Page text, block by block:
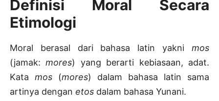
Definisi Moral Secara
Etimologi
Moral berasal dari bahasa latin yakni mos
(jamak:mores) yang berarti kebiasaan, adat.
Kata mos (mores) dalam bahasa latin sama
artinya dengan etos dalam bahasa Yunani.